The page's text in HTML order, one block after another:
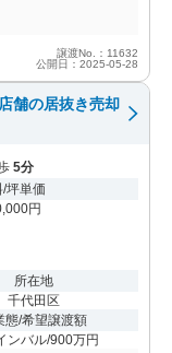
譲渡No.：11632
公開日：2025-05-28
舗の居抜き売却
5分
坪単価
円
所在地
千代田区
態/希望譲渡額
ンバル/900万円